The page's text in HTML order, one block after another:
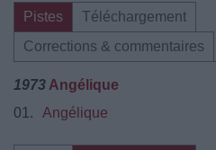
Pistes
Téléchargement
Corrections & commentaires
1973 Angélique
01.
Angélique